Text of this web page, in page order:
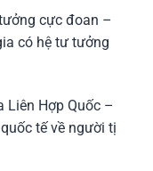
cực đoan –
có hệ tư tưởng
Liên Hợp Quốc –
tế về người tị